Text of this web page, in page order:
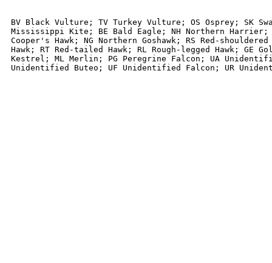
BV Black Vulture; TV Turkey Vulture; OS Osprey; SK
Mississippi Kite; BE Bald Eagle; NH Northern Harrier;
Cooper's Hawk; NG Northern Goshawk; RS Red-
Hawk; RT Red-tailed Hawk; RL Rough-legged Hawk; GE
Kestrel; ML Merlin; PG Peregrine Falcon; UA
Unidentified Buteo; UF Unidentified Falcon; UR